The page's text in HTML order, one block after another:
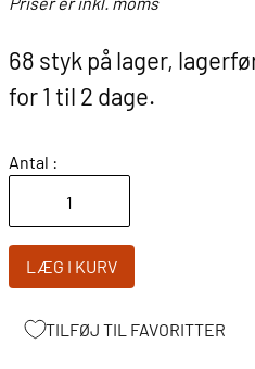
68 styk på lager,
for 1 til 2 dage.
Antal :
LÆG I KURV
TILFØJ TIL FAVORITTER